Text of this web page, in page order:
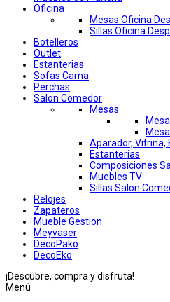
Oficina
Mesas Oficina
Sillas Oficina
Botelleros
Outlet
Estanterias
Sofas Cama
Perchas
Salon Comedor
Mesas
Aparador, Vitrina,
Estanterias
Composiciones
Muebles TV
Sillas Salon
Relojes
Zapateros
Mueble Gestion
Meyvaser
DecoPako
DecoEko
¡Descubre, compra y disfruta!
Menú